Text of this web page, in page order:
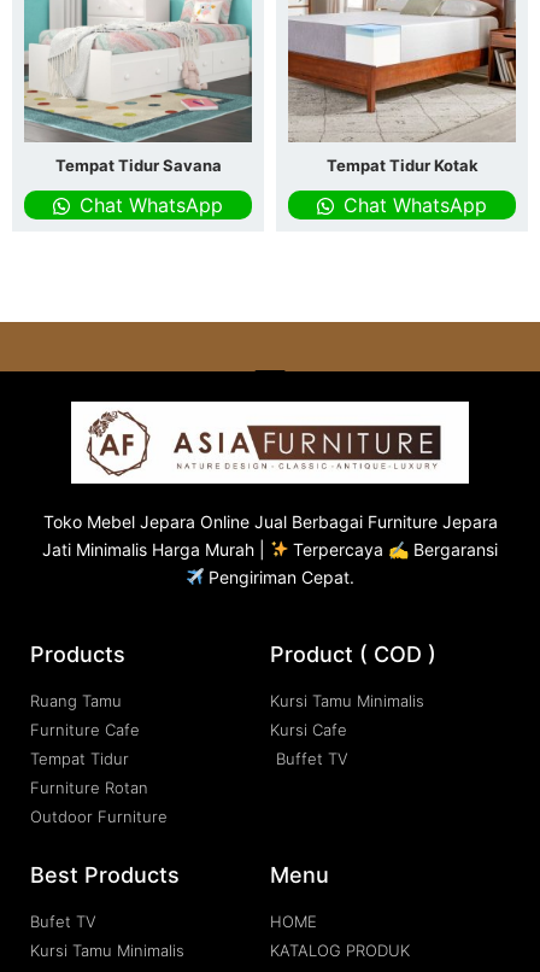
Tempat Tidur Savana
Chat WhatsApp
Tempat Tidur Kotak
Chat WhatsApp
Toko Mebel Jepara Online Jual Berbagai Furniture Jepara
Jati Minimalis Harga Murah |
Terpercaya ✍ Bergaransi
Pengiriman Cepat.
Products
Ruang Tamu
Furniture Cafe
Tempat Tidur
Furniture Rotan
Outdoor Furniture
Product ( COD )
Kursi Tamu Minimalis
Kursi Cafe
Buffet TV
Best Products
Bufet TV
Kursi Tamu Minimalis
Menu
HOME
KATALOG PRODUK